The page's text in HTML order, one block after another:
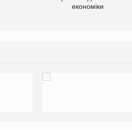
економіки